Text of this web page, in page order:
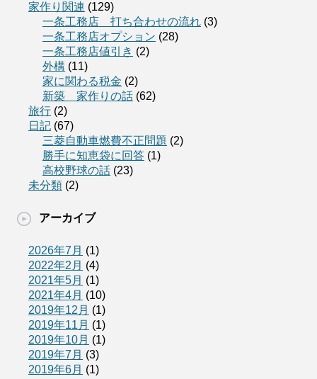
家作り関連 (129)
一条工務店 打ち合わせの流れ (3)
一条工務店オプション (28)
一条工務店値引き (2)
外構 (11)
家に関わる税金 (2)
新築 家作りの話 (62)
旅行 (2)
日記 (67)
三菱自動車燃費不正問題 (2)
勝手に知恵袋に回答 (1)
高校野球の話 (23)
未分類 (2)
アーカイブ
2026年7月 (1)
2022年2月 (4)
2021年5月 (1)
2021年4月 (10)
2019年12月 (1)
2019年11月 (1)
2019年10月 (1)
2019年7月 (3)
2019年6月 (1)